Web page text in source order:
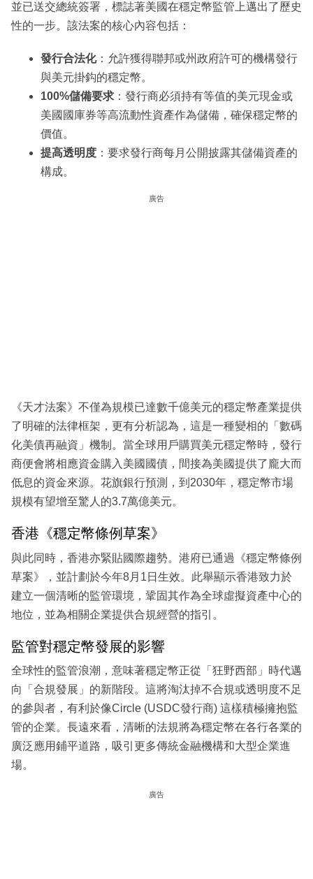
並已送交總統簽署，標誌著美國在穩定幣監管上邁出了歷史
性的一步。該法案的核心內容包括：
發行合法化：允許獲得聯邦或州政府許可的機構發行
與美元掛鈎的穩定幣。
100%儲備要求 ：發行商必須持有等值的美元現金或
美國國庫券等高流動性資產作為儲備，確保穩定幣的
價值。
提高透明度 ：要求發行商每月公開披露其儲備資產的
構成。
廣告
《天才法案》不僅為規模已達數千億美元的穩定幣產業提供
了明確的法律框架，更有分析認為，這是一種變相的「數碼
化美債再融資」機制。當全球用戶購買美元穩定幣時，發行
商便會將相應資金購入美國國債，間接為美國提供了龐大而
低息的資金來源。花旗銀行預測，到2030年，穩定幣市場
規模有望增至驚人的3.7萬億美元。
香港《穩定幣條例草案》
與此同時，香港亦緊貼國際趨勢。港府已通過《穩定幣條例
草案》，並計劃於今年8月1日生效。此舉顯示香港致力於
建立一個清晰的監管環境，鞏固其作為全球虛擬資產中心的
地位，並為相關企業提供合規經營的指引。
監管對穩定幣發展的影響
全球性的監管浪潮，意味著穩定幣正從「狂野西部」時代邁
向「合規發展」的新階段。這將淘汰掉不合規或透明度不足
的參與者，有利於像Circle (USDC發行商) 這樣積極擁抱監
管的企業。長遠來看，清晰的法規將為穩定幣在各行各業的
廣泛應用鋪平道路，吸引更多傳統金融機構和大型企業進
場。
廣告